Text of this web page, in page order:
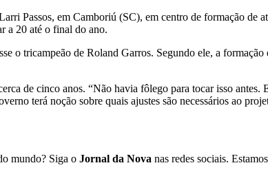
Passos, em Camboriú (SC), em centro de formação de
a 20 até o final do ano.
o tricampeão de Roland Garros. Segundo ele, a
de cinco anos. “Não havia fôlego para tocar isso antes.
terá noção sobre quais ajustes são necessários ao
mundo? Siga o Jornal da Nova nas redes sociais.